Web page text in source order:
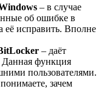
– в случае
об ошибке в
её исправить. Вполне
– даёт
функция
пользователями.
зачем